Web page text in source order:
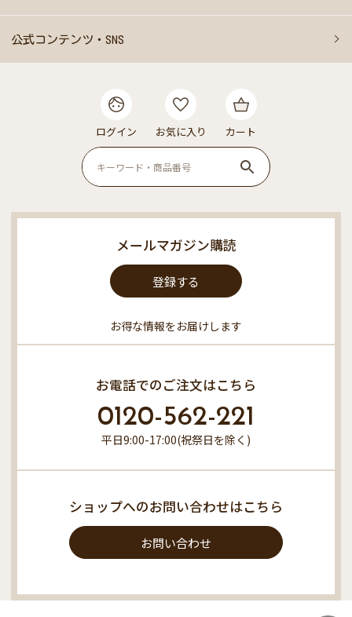
公式コンテンツ・SNS
ログイン お気に入り カート
メールマガジン購読
登録する
お得な情報をお届けします
お電話でのご注文はこちら
0120-562-221
平日9:00-17:00(祝祭日を除く)
ショップへのお問い合わせはこちら
お問い合わせ